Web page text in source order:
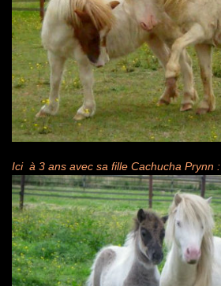
Ici à 3 ans avec sa fille Cachucha Prynn :